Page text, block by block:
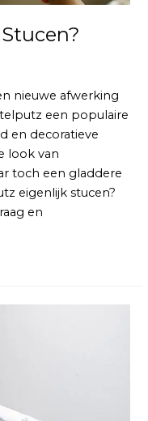
nieuwe afwerking
een populaire
en decoratieve
look van
toch een gladdere
eigenlijk stucen?
en